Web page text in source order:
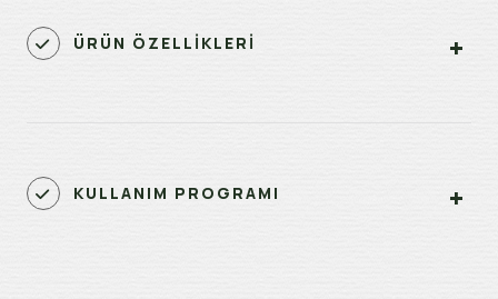
ÜRÜN ÖZELLİKLERİ
KULLANIM PROGRAMI